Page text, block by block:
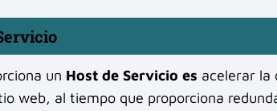
un Host de Servicio es acelerar la
web, al tiempo que proporciona